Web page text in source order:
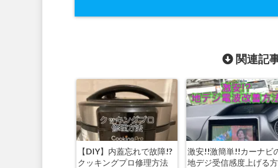
関連記
【DIY】内蓋忘れで故障!?
クッキングプロ修理方法
激安!!激簡単!!カーナビ
地デジ受信感度上げる方